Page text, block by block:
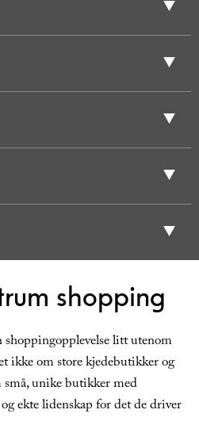
shopping
litt utenom
ikke om store kjedebutikker og
små, unike butikker med
ekte lidenskap for det de driver